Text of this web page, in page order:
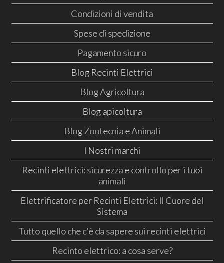
Condizioni di vendita
Spese di spedizione
Pagamento sicuro
Blog Recinti Elettrici
Blog Agricoltura
Blog apicoltura
Blog Zootecnia e Animali
I Nostri marchi
Recinti elettrici: sicurezza e controllo per i tuoi
animali
Elettrificatore per Recinti Elettrici: Il Cuore del
Sistema
Tutto quello che c'è da sapere sui recinti elettrici
Recinto elettrico: a cosa serve?